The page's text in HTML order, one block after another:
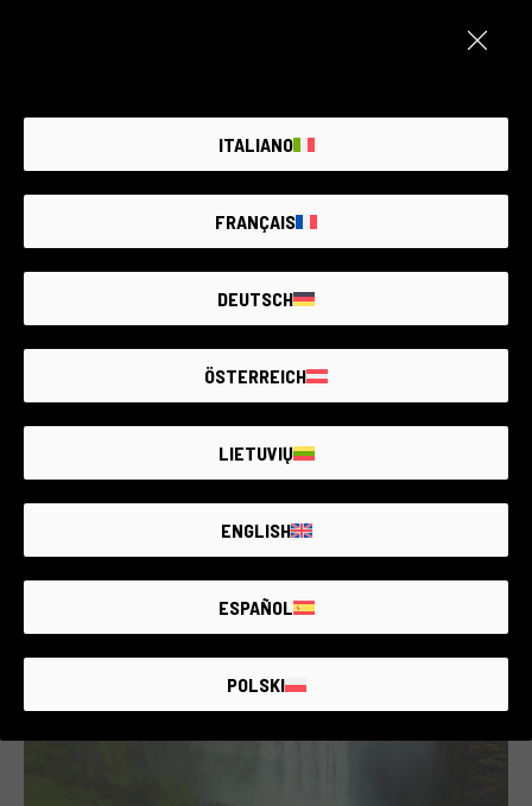
POST RECENTI
Leggi di più
Comprare usato non è più un ripiego. È diventata la scelta migliore
Leggi di più
ITALIANO
FRANÇAIS
DEUTSCH
ÖSTERREICH
LIETUVIŲ
ENGLISH
ESPAÑOL
POLSKI